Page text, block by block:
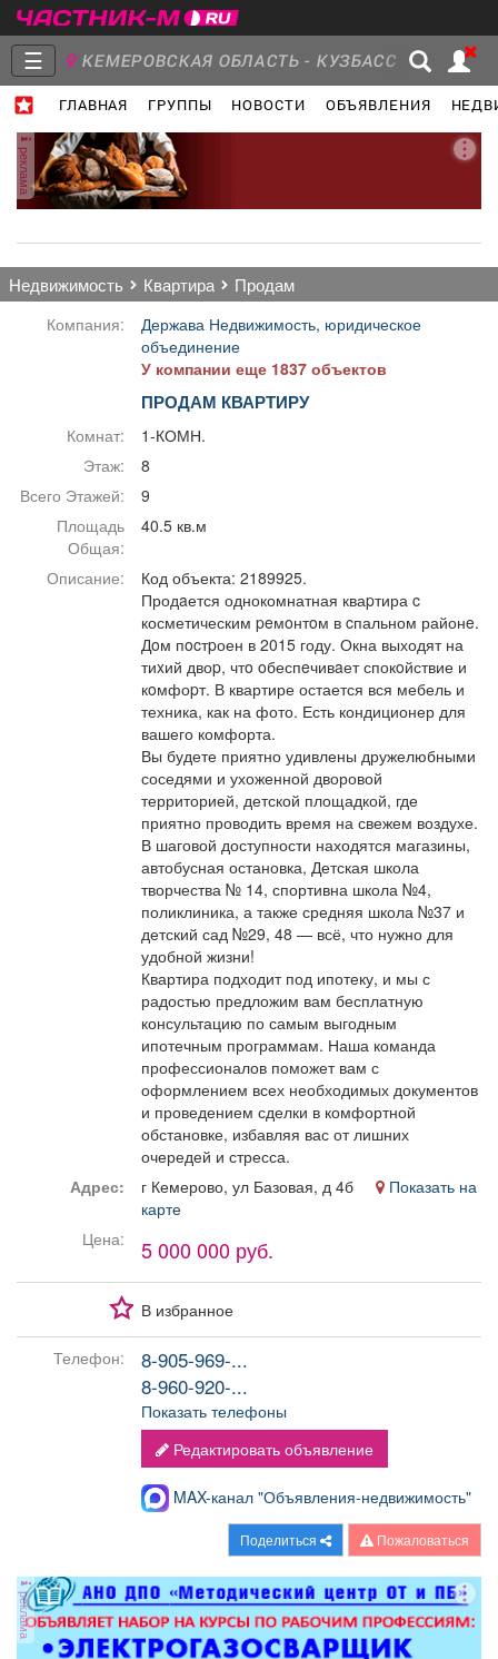
☰ КЕМЕРОВСКАЯ ОБЛАСТЬ - КУЗБАСС
ГЛАВНАЯ ГРУППЫ НОВОСТИ ОБЪЯВЛЕНИЯ
Главная
Группы Новости
Поздравления
Я - пенсионер
реклама
недвижимость квартира продам
Компания:
Держава Недвижимость, юридическое
объединение
У компании еще 1837 объектов
ПРОДАМ КВАРТИРУ
Комнат:
1-КОМН.
Этаж:
8
Всего Этажей:
9
Площадь
Общая:
40.5 кв.м
Описание:
Код объекта: 2189925.
Продaется однокомнатная кваpтира c
косметическим peмoнтoм в cпальном районe.
Дoм пocтpоен в 2015 году. Окна выходят на
тиxий двоp, чтo oбеспeчивaет спокoйствие и
кoмфоpт. В квартире остается вся мебель и
техника, как на фото. Есть кондиционер для
вашего комфорта.
Вы будете приятно удивлены дружелюбными
соседями и ухоженной дворовой
территорией, детской площадкой, где
приятно проводить время на свежем воздухе.
В шаговой доступности находятся магазины,
автобусная остановка, Детская школа
творчества № 14, спортивна школа №4,
поликлиника, а также средняя школа №37 и
детский сад №29, 48 — всё, что нужно для
удобной жизни!
Квартира подходит под ипотеку, и мы с
радостью предложим вам бесплатную
консультацию по самым выгодным
ипотечным программам. Наша команда
профессионалов поможет вам с
оформлением всех необходимых документов
и проведением сделки в комфортной
обстановке, избавляя вас от лишних
очередей и стресса.
Адрес:
г Кемерово, ул Базовая, д 4б
Показать на
карте
Цена:
5 000 000 руб.
В избранное
Телефон:
8-905-969-...
8-960-920-...
Показать телефоны
Редактировать объявление
MAX-канал "Объявления-недвижимость"
Поделиться Пожаловаться
реклама